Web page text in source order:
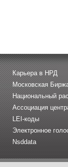
Карьера в НРД
Московская
Национальный
Ассоциация
LEI-коды
Электронное
Nsddata